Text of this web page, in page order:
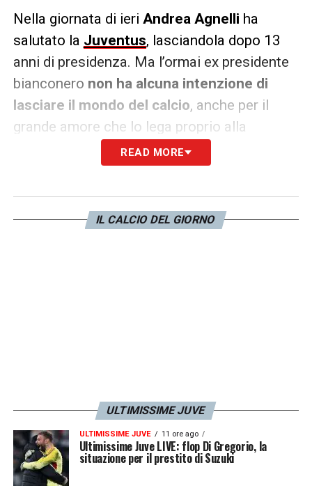
Nella giornata di ieri Andrea Agnelli ha
salutato la Juventus, lasciandola dopo 13
anni di presidenza. Ma l’ormai ex presidente
bianconero non ha alcuna intenzione di
lasciare il mondo del calcio, anche per il
grande amore che lo lega proprio alla
. E Tuttosport ha svelato i
suoi piani per il futuro.
ed Exor non è un caso perchè, come si
LA PLAYLIST DELLE NOSTRE TOP NEWS
READ MORE
IL CALCIO DEL GIORNO
ULTIMISSIME JUVE
ULTIMISSIME JUVE 11 ore ago
Ultimissime Juve LIVE: flop Di Gregorio, la
situazione per il prestito di Suzuki